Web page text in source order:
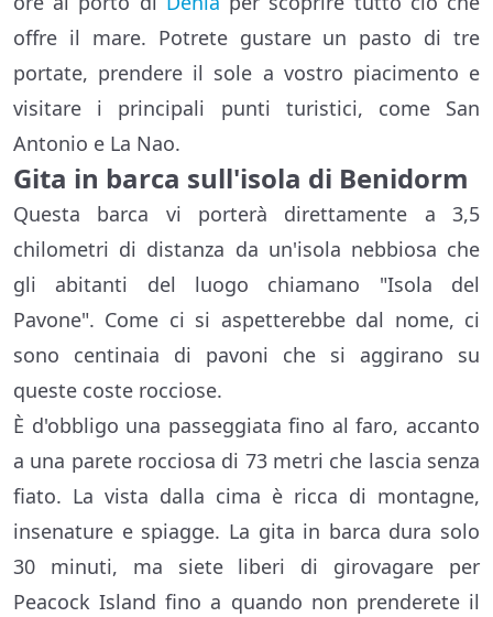
offre il mare. Potrete gustare un pasto di tre
portate, prendere il sole a vostro piacimento e
visitare i principali punti turistici, come San
Antonio e La Nao.
Gita in barca sull'isola di Benidorm
Questa barca vi porterà direttamente a 3,5
chilometri di distanza da un'isola nebbiosa che
gli abitanti del luogo chiamano "Isola del
Pavone". Come ci si aspetterebbe dal nome, ci
sono centinaia di pavoni che si aggirano su
queste coste rocciose.
È d'obbligo una passeggiata fino al faro, accanto
a una parete rocciosa di 73 metri che lascia senza
fiato. La vista dalla cima è ricca di montagne,
insenature e spiagge. La gita in barca dura solo
30 minuti, ma siete liberi di girovagare per
Peacock Island fino a quando non prenderete il